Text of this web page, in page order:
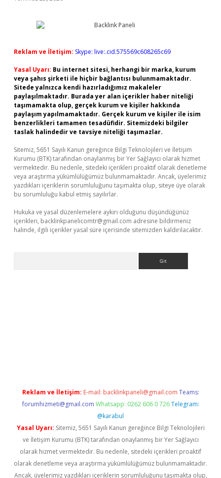
Reklam ve İletişim: Skype: live:.cid.575569c608265c69
Yasal Uyarı: Bu internet sitesi, herhangi bir marka, kurum
veya şahıs şirketi ile hiçbir bağlantısı bulunmamaktadır.
Sitede yalnızca kendi hazırladığımız makaleler
paylaşılmaktadır. Burada yer alan içerikler haber niteliği
taşımamakta olup, gerçek kurum ve kişiler hakkında
paylaşım yapılmamaktadır. Gerçek kurum ve kişiler ile isim
benzerlikleri tamamen tesadüfidir. Sitemizdeki bilgiler
taslak halindedir ve tavsiye niteliği taşımazlar.
Sitemiz, 5651 Sayılı Kanun gereğince Bilgi Teknolojileri ve İletişim
Kurumu (BTK) tarafından onaylanmış bir Yer Sağlayıcı olarak hizmet
vermektedir. Bu nedenle, sitedeki içerikleri proaktif olarak denetleme
veya araştırma yükümlülüğümüz bulunmamaktadır. Ancak, üyelerimiz
yazdıkları içeriklerin sorumluluğunu taşımakta olup, siteye üye olarak
bu sorumluluğu kabul etmiş sayılırlar.
Hukuka ve yasal düzenlemelere aykırı olduğunu düşündüğünüz
içerikleri, backlinkpanelicomtr@gmail.com adresine bildirmeniz
halinde, ilgili içerikler yasal süre içerisinde sitemizden kaldırılacaktır.
Reklam ve İletişim: E-mail: backlinkpaneli@gmail.com Teams:
forumhizmeti@gmail.com Whatsapp: 0262 606 0 726 Telegram:
@karabul
Yasal Uyarı: Sitemiz, 5651 Sayılı Kanun gereğince Bilgi Teknolojileri
ve İletişim Kurumu (BTK) tarafından onaylanmış bir Yer Sağlayıcı
olarak hizmet vermektedir. Bu nedenle, sitedeki içerikleri proaktif
olarak denetleme veya araştırma yükümlülüğümüz bulunmamaktadır.
Ancak, üyelerimiz yazdıkları içeriklerin sorumluluğunu taşımakta olup,